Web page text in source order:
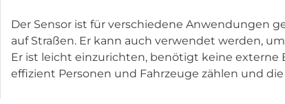
Der Sensor ist für verschiedene Anwendungen
auf Straßen. Er kann auch verwendet werden,
Er ist leicht einzurichten, benötigt keine externe
effizient Personen und Fahrzeuge zählen und